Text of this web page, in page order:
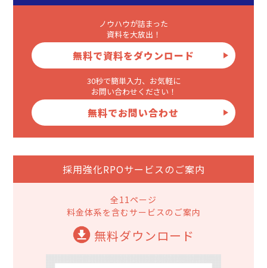
ノウハウが詰まった
資料を大放出！
無料で資料をダウンロード
30秒で簡単入力、お気軽に
お問い合わせください！
無料でお問い合わせ
採用強化RPOサービスのご案内
全11ページ
料金体系を含むサービスのご案内
無料ダウンロード